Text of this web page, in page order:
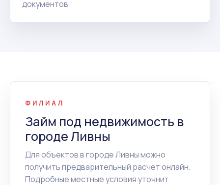
документов
ФИЛИАЛ
Займ под недвижимость в
городе Ливны
Для объектов в городе Ливны можно
получить предварительный расчет онлайн.
Подробные местные условия уточнит